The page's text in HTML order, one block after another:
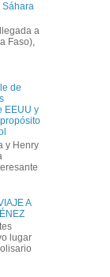
Sáhara
a
Faso),
de
EEUU y
y Henry
A
lugar